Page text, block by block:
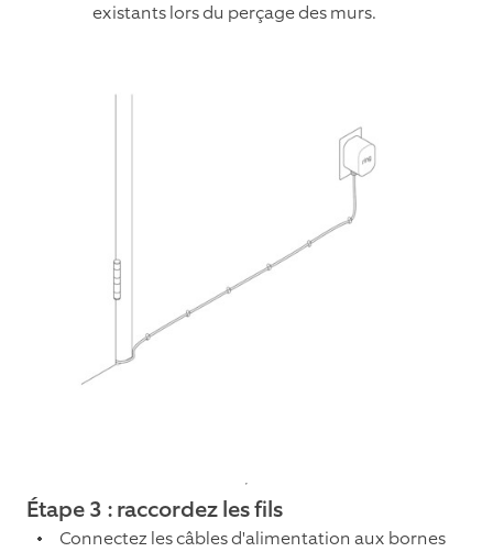
existants lors du perçage des murs.
Étape 3 : raccordez les fils
Connectez les câbles d'alimentation aux bornes